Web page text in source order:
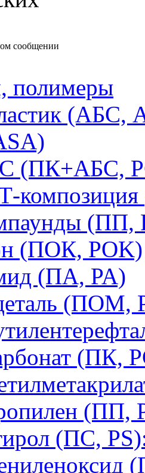
сообщении
полимеры
(АБС,
(ПК+АБС,
композиция
(ПП,
(ПОК, POK)
(ПА, PA)
(ПОМ,
(ПК,
(ПП,
(ПС,